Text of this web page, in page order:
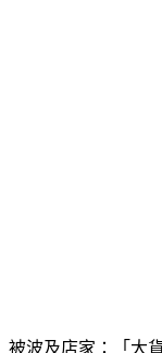
被波及店家：「大